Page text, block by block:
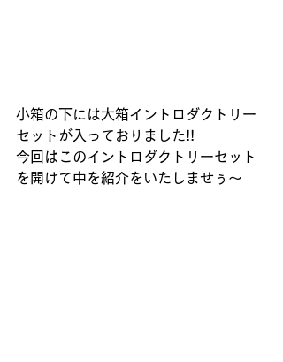
小箱の下には大箱イントロダクトリー
セットが入っておりました!!
今回はこのイントロダクトリーセット
を開けて中を紹介をいたしませぅ～